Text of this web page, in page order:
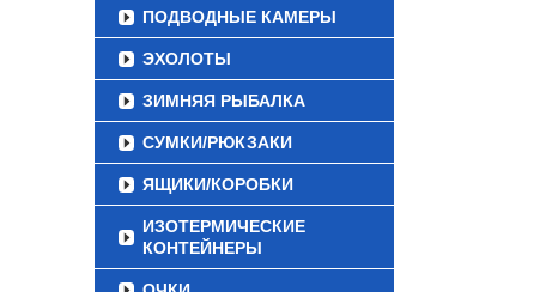
ПОДВОДНЫЕ КАМЕРЫ
ЭХОЛОТЫ
ЗИМНЯЯ РЫБАЛКА
СУМКИ/РЮКЗАКИ
ЯЩИКИ/КОРОБКИ
ИЗОТЕРМИЧЕСКИЕ
КОНТЕЙНЕРЫ